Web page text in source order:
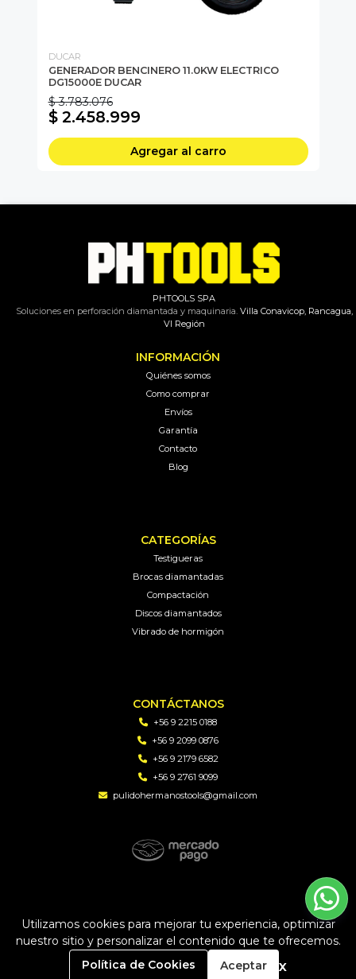
DUCAR
GENERADOR BENCINERO 11.0KW ELECTRICO
DG15000E DUCAR
$ 3.783.076
$ 2.458.999
Agregar al carro
PHTOOLS SPA
Soluciones en perforación diamantada y maquinaria.Villa Conavicop, Rancagua,
VI Región
INFORMACIÓN
Quiénes somos
Como comprar
Envíos
Garantía
Contacto
Blog
CATEGORÍAS
Testigueras
Brocas diamantadas
Compactación
Discos diamantados
Vibrado de hormigón
CONTÁCTANOS
+56 9 2215 0188
+56 9 2099 0876
+56 9 2179 6582
+56 9 2761 9099
pulidohermanostools@gmail.com
PH TOOLS | Soluciones en perforacion diamantada y
maquinaria © 2026
Creado por Bsale
0
Utilizamos cookies para mejorar tu experiencia, optimizar
nuestro sitio y personalizar el contenido que te ofrecemos.
Política de Cookies
Aceptar x